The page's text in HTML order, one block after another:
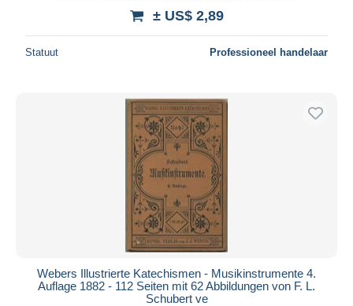
± US$ 2,89
Statuut Professioneel handelaar
Webers Illustrierte Katechismen - Musikinstrumente 4.
Auflage 1882 - 112 Seiten mit 62 Abbildungen von F. L.
Schubert ve